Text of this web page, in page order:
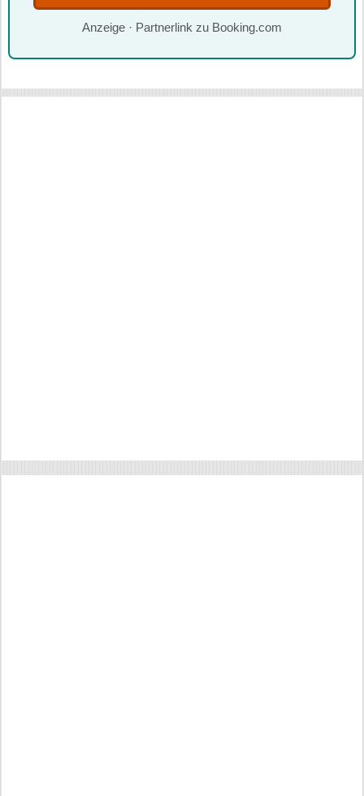
Anzeige · Partnerlink zu Booking.com